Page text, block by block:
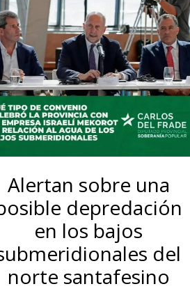
Alertan sobre una
depredación
en los bajos
del
norte santafesino